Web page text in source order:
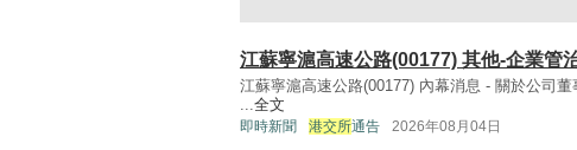
江蘇寧滬高速公路(00177) 其他-企業管
江蘇寧滬高速公路(00177) 內幕消息 - 關於公司
...全文
即時新聞 港交所通告 2026年08月04日